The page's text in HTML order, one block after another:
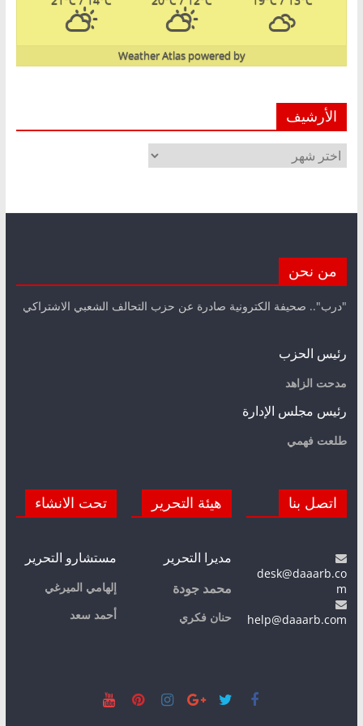
powered by
Weather Atlas
الأرشيف
الأرشيف
من نحن
"درب".. صحيفة الكترونية صادرة عن حزب التحالف الشعبي الاشتراكي
رئيس الحزب
مدحت الزاهد
رئيس مجلس الإدارة
طلعت فهمي
اتصل بنا
desk@daaarb.co
m
help@daaarb.com
هيئة التحرير
مديرا التحرير
محمد جودة
حنان فكري
تحت الانشاء
مستشارو التحرير
إلهامي الميرغي
أحمد سعد